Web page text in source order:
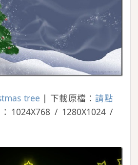
tree | 下載原檔：請點
1024X768 / 1280X1024 /